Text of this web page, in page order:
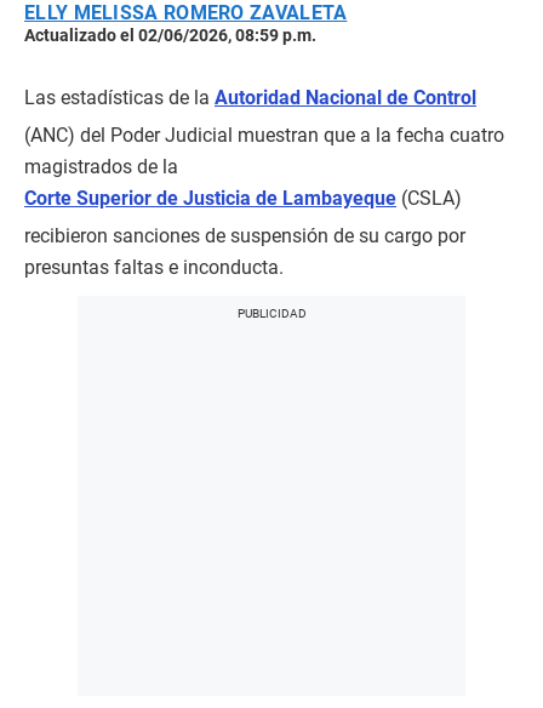
ELLY MELISSA ROMERO ZAVALETA
Actualizado el 02/06/2026, 08:59 p.m.
Las estadísticas de la Autoridad Nacional de Control
(ANC) del Poder Judicial muestran que a la fecha cuatro
magistrados de la
Corte Superior de Justicia de Lambayeque (CSLA)
recibieron sanciones de suspensión de su cargo por
presuntas faltas e inconducta.